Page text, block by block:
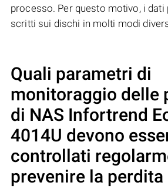
processo. Per questo motivo, i
scritti sui dischi in molti modi
Quali parametri di
monitoraggio delle
di NAS Infortrend
4014U devono
controllati
prevenire la perdita